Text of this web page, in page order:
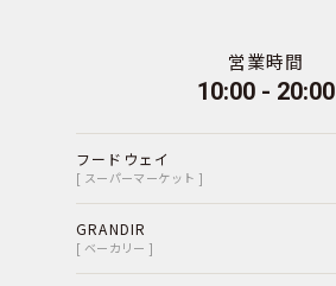
営業時間
10:00 - 20:00
フードウェイ
[ スーパーマーケット ]
GRANDIR
[ ベーカリー ]